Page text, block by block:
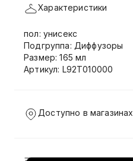
Характеристики
пол: унисекс
Подгруппа: Диффузоры
Размер: 165 мл
Артикул: L92T010000
Доступно в магазинах